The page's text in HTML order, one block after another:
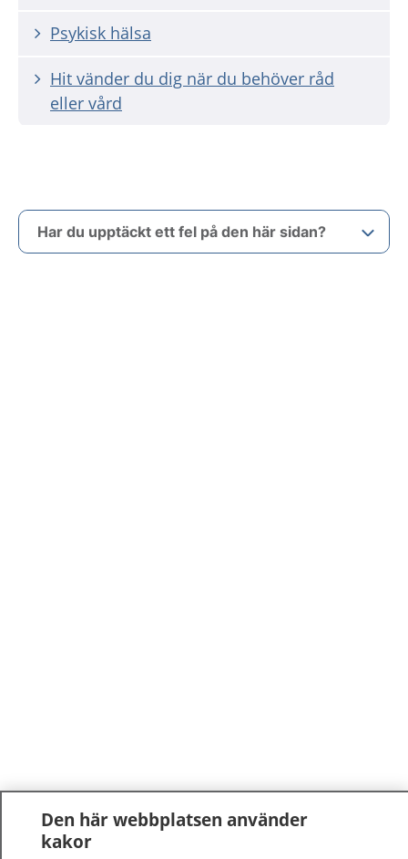
Psykisk hälsa
Hit vänder du dig när du behöver råd
eller vård
Har du upptäckt ett fel på den här sidan?
Den här webbplatsen använder
kakor